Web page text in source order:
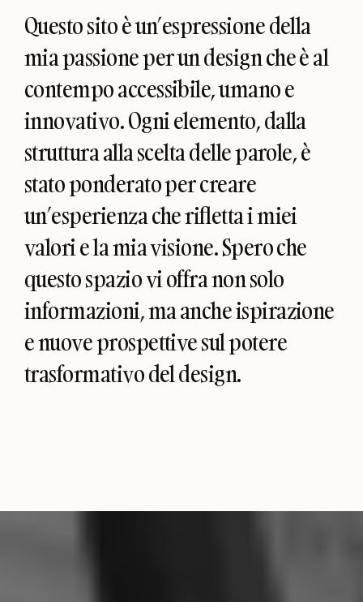
Questo sito è un’espressione della
mia passione per un design che è al
contempo accessibile, umano e
innovativo. Ogni elemento, dalla
struttura alla scelta delle parole, è
stato ponderato per creare
un’esperienza che rifletta i miei
valori e la mia visione. Spero che
questo spazio vi offra non solo
informazioni, ma anche ispirazione
e nuove prospettive sul potere
trasformativo del design.